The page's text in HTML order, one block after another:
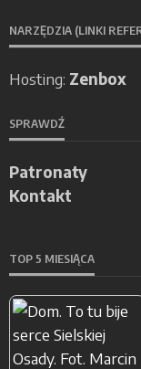
NARZĘDZIA (LINKI
Hosting: Zenbox
SPRAWDŹ
Patronaty
Kontakt
TOP 5 MIESIĄCA